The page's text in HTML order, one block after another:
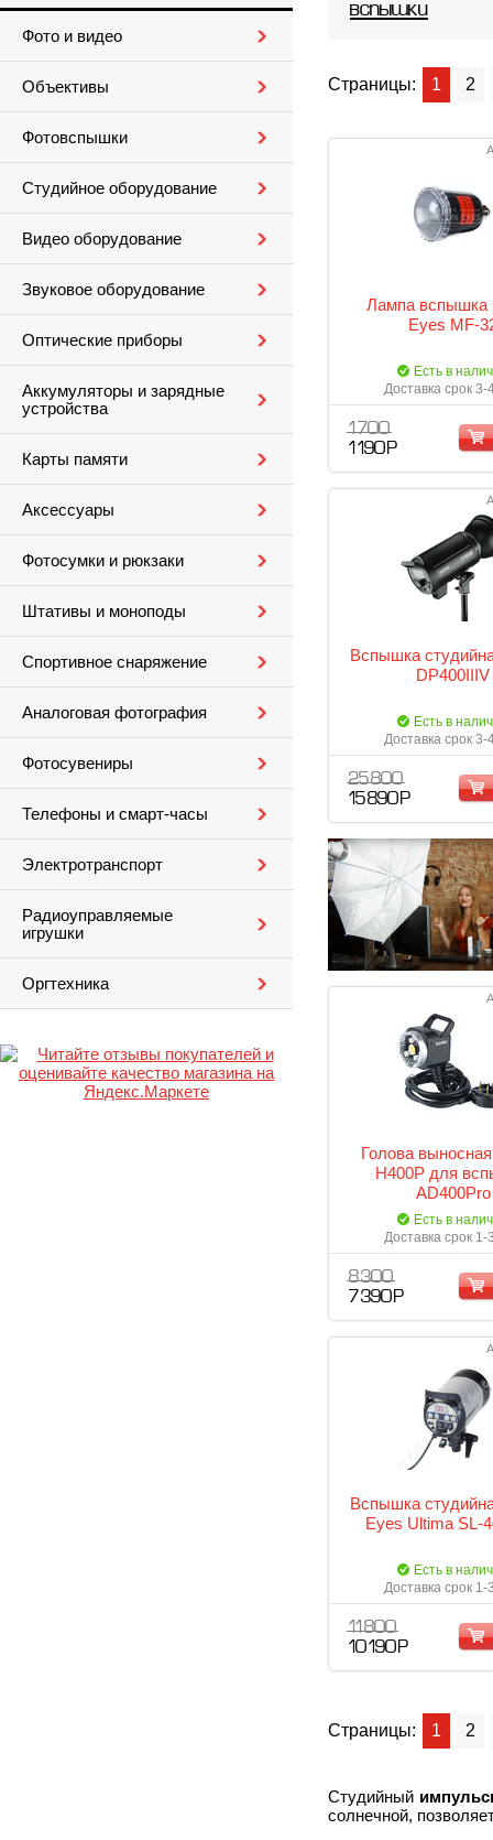
Фото и видео
Объективы
Фотовспышки
Студийное оборудование
Видео оборудование
Звуковое оборудование
Оптические приборы
Аккумуляторы и зарядные
устройства
Карты памяти
Аксессуары
Фотосумки и рюкзаки
Штативы и моноподы
Спортивное снаряжение
Аналоговая фотография
Фотосувениры
Телефоны и смарт-часы
Электротранспорт
Радиоуправляемые
игрушки
Оргтехника
вспышки
Страницы: 1 2
Лампа вспышка
Eyes MF-
Есть в
Доставка срок 3-
1 700
1 190 Р
Вспышка
DP400IIIV
Есть в
Доставка срок 3-
25 800
15 890 Р
Голова
H400P для
AD400Pro
Есть в
Доставка срок 1-
8 300
7 390 Р
Вспышка
Eyes Ultima SL-
Есть в
Доставка срок 1-
11 800
10 190 Р
Страницы: 1 2
Студийный
солнечной,